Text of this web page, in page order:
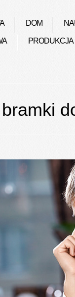
DOM
PRODUKCJA